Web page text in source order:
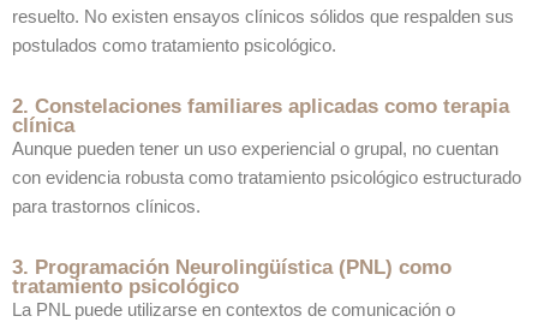
resuelto. No existen ensayos clínicos sólidos que respalden sus
postulados como tratamiento psicológico.
2. Constelaciones familiares aplicadas como terapia
clínica
Aunque pueden tener un uso experiencial o grupal, no cuentan
con evidencia robusta como tratamiento psicológico estructurado
para trastornos clínicos.
3. Programación Neurolingüística (PNL) como
tratamiento psicológico
La PNL puede utilizarse en contextos de comunicación o